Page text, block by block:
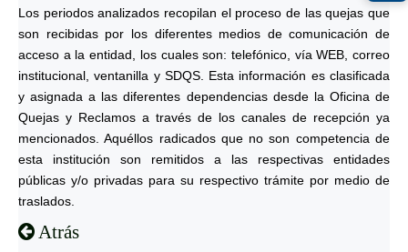
Los periodos analizados recopilan el proceso de las quejas que
son recibidas por los diferentes medios de comunicación de
acceso a la entidad, los cuales son: telefónico, vía WEB, correo
institucional, ventanilla y SDQS. Esta información es clasificada
y asignada a las diferentes dependencias desde la Oficina de
Quejas y Reclamos a través de los canales de recepción ya
mencionados. Aquéllos radicados que no son competencia de
esta institución son remitidos a las respectivas entidades
públicas y/o privadas para su respectivo trámite por medio de
traslados.
Atrás